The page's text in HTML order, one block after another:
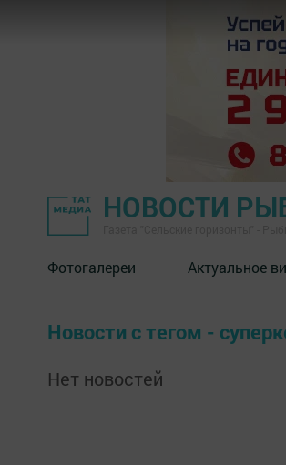
НОВОСТИ
Фотогалереи Актуальное
Новости с тегом -
Нет новостей